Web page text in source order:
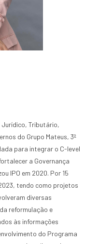
Tributário,
do Grupo Mateus, 3º
para integrar o C-level
a Governança
IPO em 2020. Por 15
tendo como projetos
diversas
reformulação e
às informações
do Programa